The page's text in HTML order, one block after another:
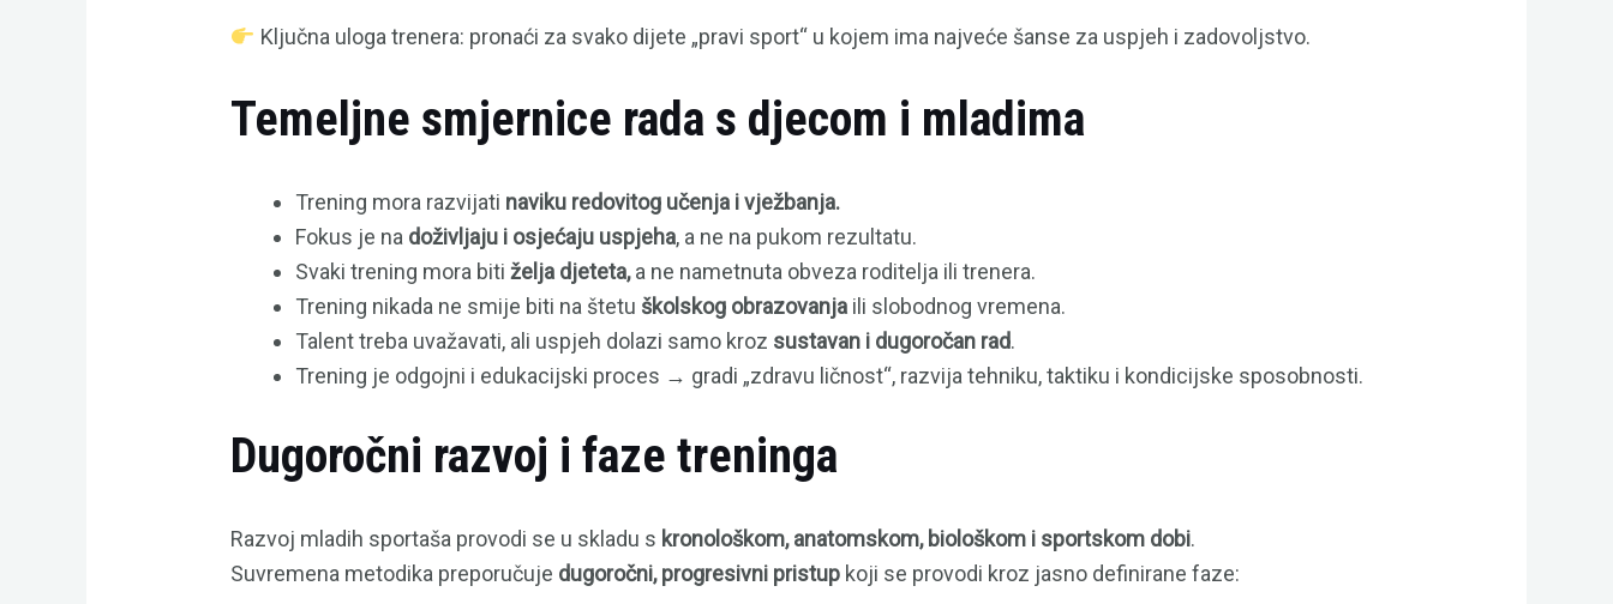
Ključna uloga trenera: pronaći za svako dijete „pravi sport“ u kojem ima najveće šanse za uspjeh i zadovoljstvo.
Temeljne smjernice rada s djecom i mladima
Trening mora razvijati naviku redovitog učenja i vježbanja.
Fokus je na doživljaju i osjećaju uspjeha, a ne na pukom rezultatu.
Svaki trening mora biti želja djeteta,a ne nametnuta obveza roditelja ili trenera.
Trening nikada ne smije biti na štetu školskog obrazovanja ili slobodnog vremena.
Talent treba uvažavati, ali uspjeh dolazi samo kroz sustavan i dugoročan rad.
Trening je odgojni i edukacijski proces → gradi „zdravu ličnost“, razvija tehniku, taktiku i kondicijske sposobnosti.
Dugoročni razvoj i faze treninga
Razvoj mladih sportaša provodi se u skladu s kronološkom, anatomskom, biološkom i sportskom dobi.
Suvremena metodika preporučuje dugoročni, progresivni pristup koji se provodi kroz jasno definirane faze: